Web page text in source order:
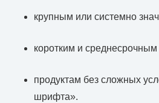
крупным или системно
коротким и
продуктам без сложных
шрифта».